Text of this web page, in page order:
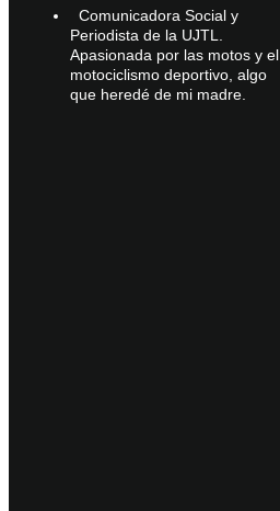
Comunicadora Social y
Periodista de la UJTL.
Apasionada por las motos y el
motociclismo deportivo, algo
que heredé de mi madre.